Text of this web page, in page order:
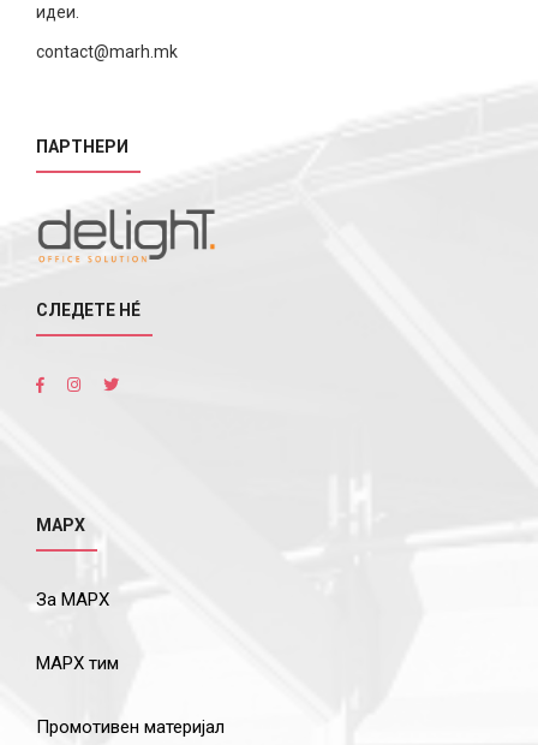
идеи.
contact@marh.mk
ПАРТНЕРИ
СЛЕДЕТЕ НÉ
МАРХ
За МАРХ
МАРХ тим
Промотивен материјал